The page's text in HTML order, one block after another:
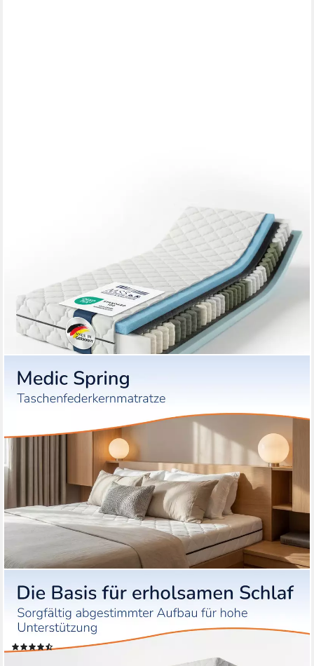
MSS E.K.
Taschenfederkernmatratze Medic Spring 2-in-1
Federkernmatratze, 2 Härtegrade in einer, MSS e.K., 21 cm hoch,
abnehmbarer Bezug
(24)